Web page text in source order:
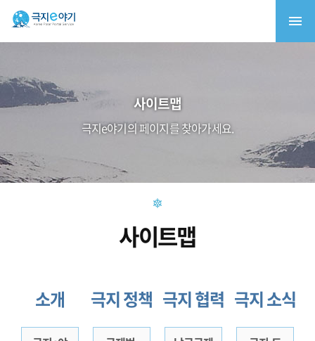
사이트맵
극지e야기의 페이지를 찾아가세요.
사이트맵
소개 극지 정책 극지 협력 극지 소식